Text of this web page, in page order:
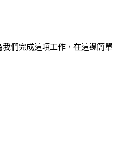
們完成這項工作，在這邊簡單